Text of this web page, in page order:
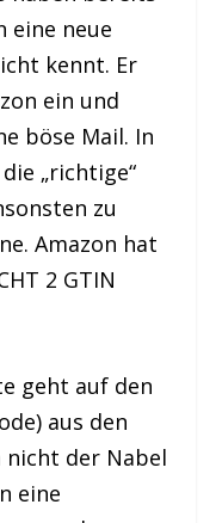
eine neue
kennt. Er
ein und
böse Mail. In
„richtige“
zu
Amazon hat
2 GTIN
geht auf den
aus den
nicht der Nabel
eine